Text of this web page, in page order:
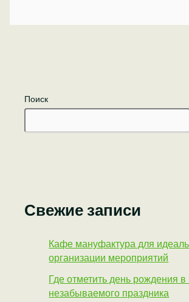
Поиск
Свежие записи
Кафе мануфактура для
организации мероприятий
Где отметить день рождения в
незабываемого праздника